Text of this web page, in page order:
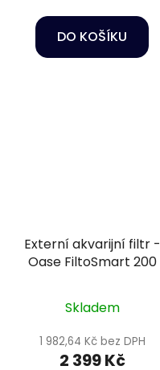
DO KOŠÍKU
Externí akvarijní filtr -
Oase FiltoSmart 200
Skladem
1 982,64 Kč bez DPH
2 399 Kč